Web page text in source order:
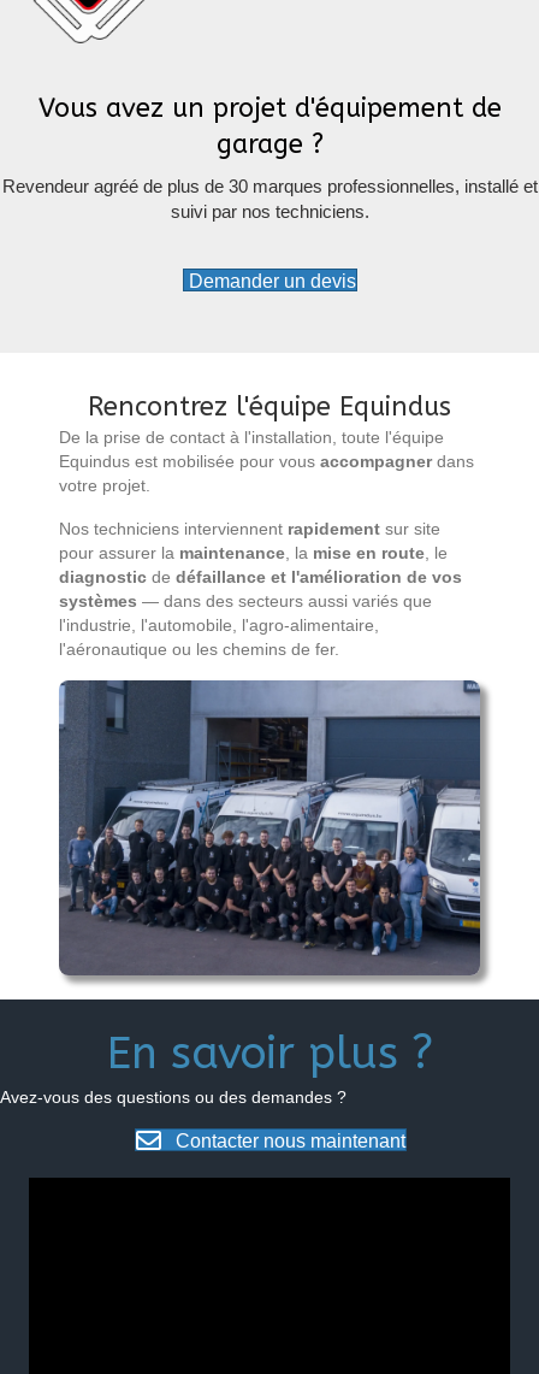
Vous avez un projet d'équipement de
garage ?
Revendeur agréé de plus de 30 marques professionnelles, installé et
suivi par nos techniciens.
Demander un devis
Rencontrez l'équipe Equindus
De la prise de contact à l'installation, toute l'équipe
Equindus est mobilisée pour vousaccompagnerdans
votre projet.
Nos techniciens interviennent rapidement sur site
pour assurer la maintenance, la mise en route, le
diagnostic dedéfaillance et l'amélioration de vos
systèmes — dans des secteurs aussi variés que
l'industrie, l'automobile, l'agro-alimentaire,
l'aéronautique ou les chemins de fer.
En savoir plus ?
Avez-vous des questions ou des demandes ?
Contacter nous maintenant